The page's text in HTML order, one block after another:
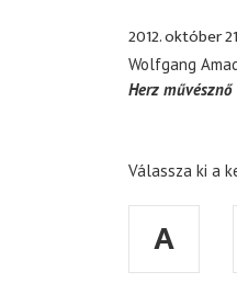
2012. október
Wolfgang
Herz művésznő
Válassza ki a
A